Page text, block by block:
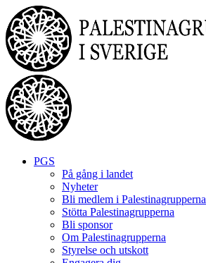
Skip
to
content
PGS
På gång i landet
Nyheter
Bli medlem i Palestinagrupperna
Stötta Palestinagrupperna
Bli sponsor
Om Palestinagrupperna
Styrelse och utskott